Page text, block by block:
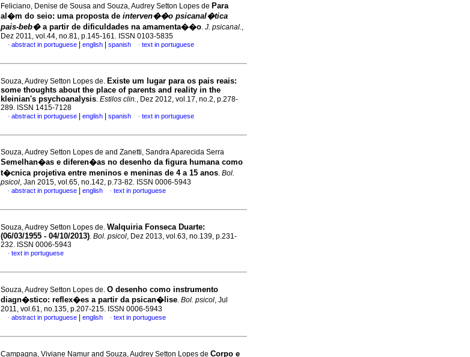
Feliciano, Denise de Sousa and Souza, Audrey Setton Lopes de Para
al�m do seio: uma proposta de interven��o psicanal�tica
pais-beb�a partir de dificuldades na amamenta��o. J. psicanal.,
Dez 2011, vol.44, no.81, p.145-161. ISSN 0103-5835
· abstract in portuguese english spanish · text in portuguese
Souza, Audrey Setton Lopes de. Existe um lugar para os pais reais:
some thoughts about the place of parents and reality in the
kleinian's psychoanalysis. Estilos clin., Dez 2012, vol.17, no.2, p.278-
289. ISSN 1415-7128
· abstract in portuguese english spanish · text in portuguese
Souza, Audrey Setton Lopes de and Zanetti, Sandra Aparecida Serra
Semelhan�as e diferen�as no desenho da figura humana como
t�cnica projetiva entre meninos e meninas de 4 a 15 anos. Bol.
psicol, Jan 2015, vol.65, no.142, p.73-82. ISSN 0006-5943
· abstract in portuguese english · text in portuguese
Souza, Audrey Setton Lopes de. Walquiria Fonseca Duarte:
(06/03/1955 - 04/10/2013). Bol. psicol, Dez 2013, vol.63, no.139, p.231-
232. ISSN 0006-5943
· text in portuguese
Souza, Audrey Setton Lopes de. O desenho como instrumento
diagn�stico: reflex�es a partir da psican�lise. Bol. psicol, Jul
2011, vol.61, no.135, p.207-215. ISSN 0006-5943
· abstract in portuguese english · text in portuguese
Campagna, Viviane Namur and Souza, Audrey Setton Lopes de Corpo e